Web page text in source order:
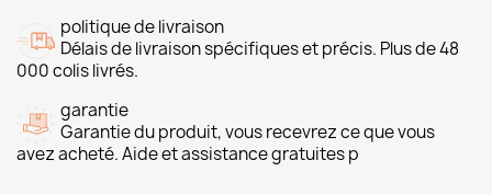
politique de livraison
Délais de livraison spécifiques et précis. Plus de 48
000 colis livrés.
garantie
Garantie du produit, vous recevrez ce que vous
avez acheté. Aide et assistance gratuites p